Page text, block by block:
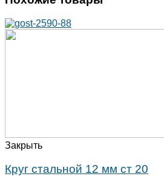
Закрыть
Круг стальной 12 мм ст 20